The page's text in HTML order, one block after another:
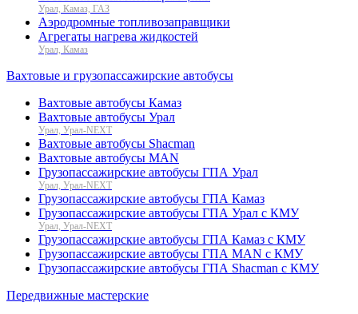
Урал, Камаз, ГАЗ
Аэродромные топливозаправщики
Агрегаты нагрева жидкостей
Урал, Камаз
Вахтовые и грузопассажирские автобусы
Вахтовые автобусы Камаз
Вахтовые автобусы Урал
Урал, Урал-NEXT
Вахтовые автобусы Shacman
Вахтовые автобусы MAN
Грузопассажирские автобусы ГПА Урал
Урал, Урал-NEXT
Грузопассажирские автобусы ГПА Камаз
Грузопассажирские автобусы ГПА Урал с КМУ
Урал, Урал-NEXT
Грузопассажирские автобусы ГПА Камаз с КМУ
Грузопассажирские автобусы ГПА MAN с КМУ
Грузопассажирские автобусы ГПА Shacman с КМУ
Передвижные мастерские